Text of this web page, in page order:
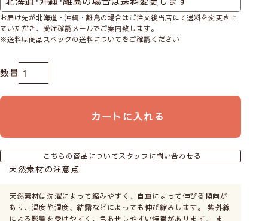
お届け先が北海道・沖縄・離島の場合はご注文後当店にて送料を変更させ
ていただき、受注確認メールでご案内致します。
※送料は商品スペックの送料についてをご確認ください
カートに入れる
こちらの商品についてスタッフに問い合わせる
天然素材の注意点
天然素材は洗濯によって縮みやすく、自重によって伸びる傾向が
あり、温度や湿度、結露などによっても伸び縮みします。 紫外線
による影響を受けやすく、色あせしやすい特徴があります。 ま